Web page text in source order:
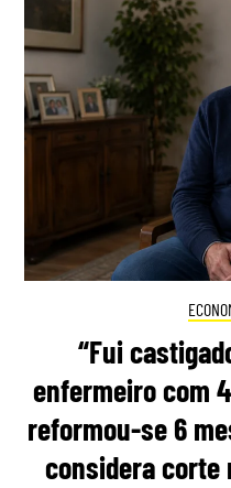
“Fui
enfermeiro com
reformou-se 6
considera corte